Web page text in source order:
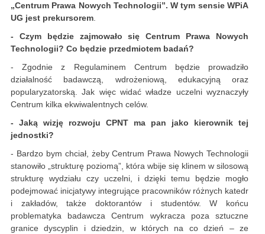
„Centrum Prawa Nowych Technologii”. W tym sensie WPiA
UG jest prekursorem.
- Czym będzie zajmowało się Centrum Prawa Nowych
Technologii? Co będzie przedmiotem badań?
- Zgodnie z Regulaminem Centrum będzie prowadziło
działalność badawczą, wdrożeniową, edukacyjną oraz
popularyzatorską. Jak więc widać władze uczelni wyznaczyły
Centrum kilka ekwiwalentnych celów.
- Jaką wizję rozwoju CPNT ma pan jako kierownik tej
jednostki?
- Bardzo bym chciał, żeby Centrum Prawa Nowych Technologii
stanowiło „strukturę poziomą”, która wbije się klinem w silosową
strukturę wydziału czy uczelni, i dzięki temu będzie mogło
podejmować inicjatywy integrujące pracowników różnych katedr
i zakładów, także doktorantów i studentów. W końcu
problematyka badawcza Centrum wykracza poza sztuczne
granice dyscyplin i dziedzin, w których na co dzień – ze